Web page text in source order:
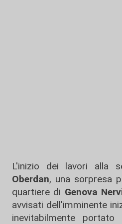
L'inizio dei lavori alla
Oberdan, una sorpresa
quartiere di Genova
avvisati dell'imminente
inevitabilmente